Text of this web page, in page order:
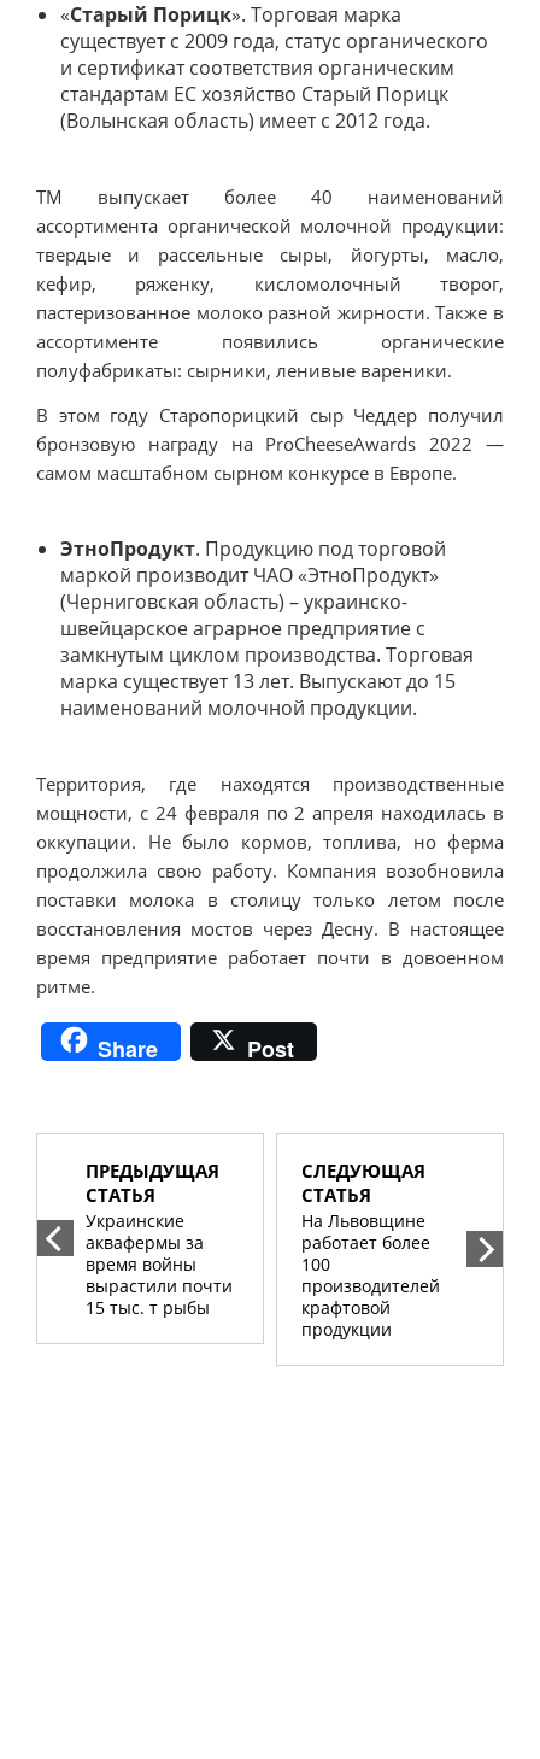
«Старый Порицк». Торговая марка
существует с 2009 года, статус органического
и сертификат соответствия органическим
стандартам ЕС хозяйство Старый Порицк
(Волынская область) имеет с 2012 года.
ТМ выпускает более 40 наименований
ассортимента органической молочной продукции:
твердые и рассельные сыры, йогурты, масло,
кефир, ряженку, кисломолочный творог,
пастеризованное молоко разной жирности. Также в
ассортименте появились органические
полуфабрикаты: сырники, ленивые вареники.
В этом году Старопорицкий сыр Чеддер получил
бронзовую награду на ProCheeseAwards 2022 —
самом масштабном сырном конкурсе в Европе.
ЭтноПродукт. Продукцию под торговой
маркой производит ЧАО «ЭтноПродукт»
(Черниговская область) – украинско-
швейцарское аграрное предприятие с
замкнутым циклом производства. Торговая
марка существует 13 лет. Выпускают до 15
наименований молочной продукции.
Территория, где находятся производственные
мощности, с 24 февраля по 2 апреля находилась в
оккупации. Не было кормов, топлива, но ферма
продолжила свою работу. Компания возобновила
поставки молока в столицу только летом после
восстановления мостов через Десну. В настоящее
время предприятие работает почти в довоенном
ритме.
Share Post
ПРЕДЫДУЩАЯ
СТАТЬЯ
Украинские
аквафермы за
время войны
вырастили почти
15 тыс. т рыбы
СЛЕДУЮЩАЯ
СТАТЬЯ
На Львовщине
работает более
100
производителей
крафтовой
продукции